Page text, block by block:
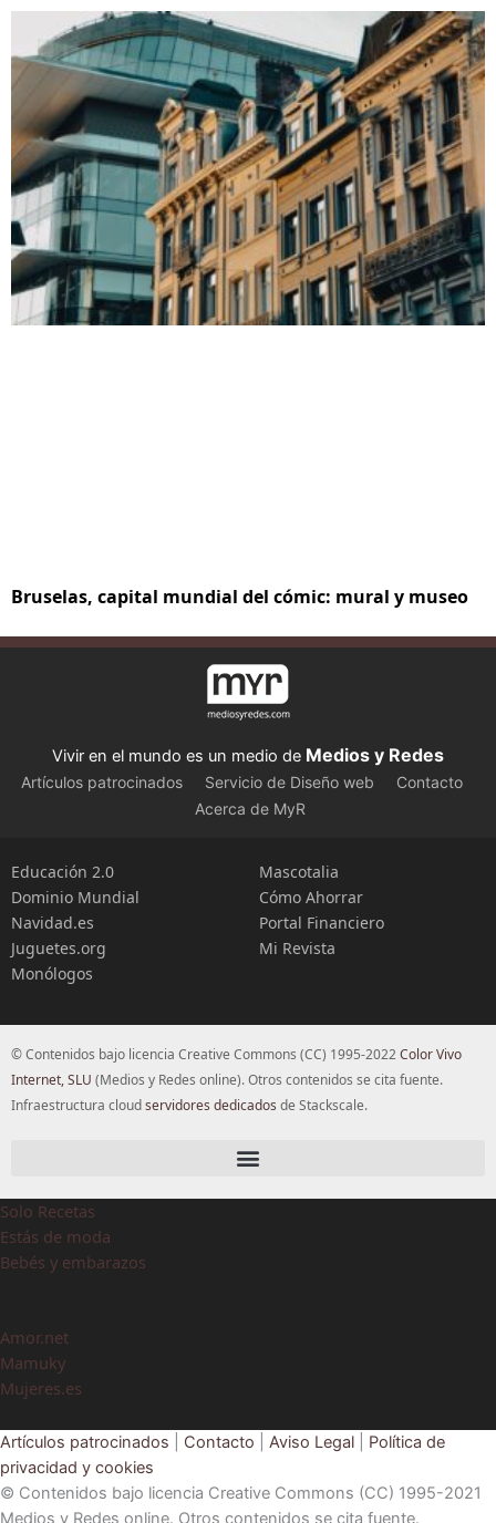
Bruselas, capital mundial del cómic: mural y museo
Vivir en el mundo es un medio de Medios y Redes
Artículos patrocinados Servicio de Diseño web
Contacto
Acerca de MyR
Educación 2.0
Dominio Mundial
Navidad.es
Juguetes.org
Monólogos
Mascotalia
Cómo Ahorrar
Portal Financiero
Mi Revista
© Contenidos bajo licencia Creative Commons (CC) 1995-2022Color Vivo
Internet, SLU (Medios y Redes online). Otros contenidos se cita fuente.
Infraestructura cloudservidores dedicados de Stackscale.
Solo Recetas
Estás de moda
Bebés y embarazos
Amor.net
Mamuky
Mujeres.es
Artículos patrocinados Contacto Aviso Legal
Política de
privacidad y cookies
© Contenidos bajo licencia Creative Commons (CC) 1995-2021
Medios y Redes online. Otros contenidos se cita fuente.